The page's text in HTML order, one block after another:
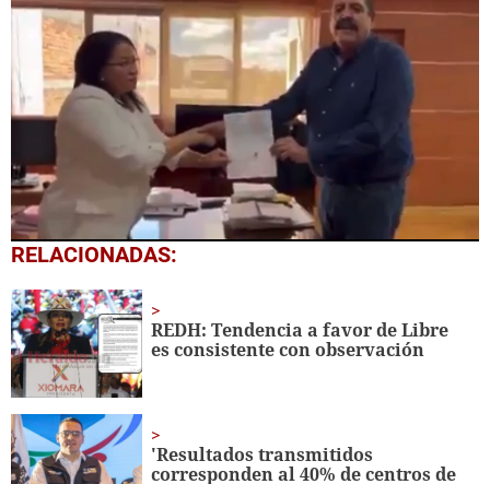
0
seconds
27
seconds
RELACIONADAS:
REDH: Tendencia a favor de Libre
es consistente con observación
'Resultados transmitidos
corresponden al 40% de centros de